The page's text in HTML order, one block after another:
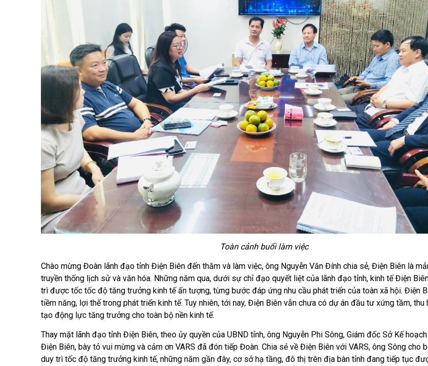
Toàn cảnh buổi làm việc
Chào mừng Đoàn lãnh đạo tỉnh Điện Biên đến thăm và làm việc, ông Nguyễn Văn Đính chia sẻ, Điện Biên là
truyền thống lịch sử và văn hóa. Những năm qua, dưới sự chỉ đạo quyết liệt của lãnh đạo tỉnh, kinh tế Điện
trì được tốc tốc độ tăng trưởng kinh tế ấn tượng, từng bước đáp ứng nhu cầu phát triển của toàn xã hội. Điện
tiềm năng, lợi thế trong phát triển kinh tế. Tuy nhiên, tới nay, Điện Biên vẫn chưa có dự án đầu tư xứng tầm, thu
tạo động lực tăng trưởng cho toàn bộ nền kinh tế.
Thay mặt lãnh đạo tỉnh Điện Biên, theo ủy quyền của UBND tỉnh, ông Nguyễn Phi Sông, Giám đốc Sở Kế
Điện Biên, bày tỏ vui mừng và cảm ơn VARS đã đón tiếp Đoàn. Chia sẻ về Điện Biên với VARS, ông Sông cho
duy trì tốc độ tăng trưởng kinh tế, những năm gần đây, cơ sở hạ tầng, đô thị trên địa bàn tỉnh đang tiếp tục